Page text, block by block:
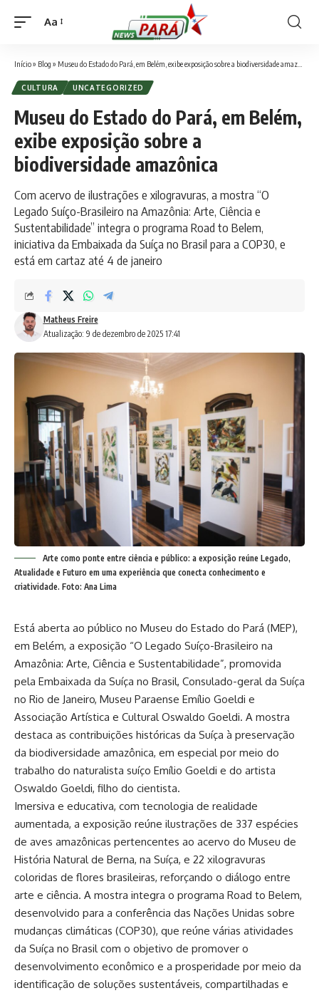
Font
Aa
Início» Blog » Museu do Estado do Pará, em Belém, exibe exposição sobre a biodiversidade amazônica
CULTURA UNCATEGORIZED
Museu do Estado do Pará, em Belém,
exibe exposição sobre a
biodiversidade amazônica
Com acervo de ilustrações e xilogravuras, a mostra “O
Legado Suíço-Brasileiro na Amazônia: Arte, Ciência e
Sustentabilidade” integra o programa Road to Belem,
iniciativa da Embaixada da Suíça no Brasil para a COP30, e
está em cartaz até 4 de janeiro
Atualização: 9 de dezembro de 2025 17:41
Matheus Freire
Arte como ponte entre ciência e público: a exposição reúne Legado,
Atualidade e Futuro em uma experiência que conecta conhecimento e
criatividade. Foto: Ana Lima
Está aberta ao público no Museu do Estado do Pará (MEP),
em Belém, a exposição “O Legado Suíço-Brasileiro na
Amazônia: Arte, Ciência e Sustentabilidade”, promovida
pela Embaixada da Suíça no Brasil, Consulado-geral da Suíça
no Rio de Janeiro, Museu Paraense Emílio Goeldi e
Associação Artística e Cultural Oswaldo Goeldi. A mostra
destaca as contribuições históricas da Suíça à preservação
da biodiversidade amazônica, em especial por meio do
trabalho do naturalista suíço Emílio Goeldi e do artista
Oswaldo Goeldi, filho do cientista.
Imersiva e educativa, com tecnologia de realidade
aumentada, a exposição reúne ilustrações de 337 espécies
de aves amazônicas pertencentes ao acervo do Museu de
História Natural de Berna, na Suíça, e 22 xilogravuras
coloridas de flores brasileiras, reforçando o diálogo entre
arte e ciência. A mostra integra o programa Road to Belem,
desenvolvido para a conferência das Nações Unidas sobre
mudanças climáticas (COP30), que reúne várias atividades
da Suíça no Brasil com o objetivo de promover o
desenvolvimento econômico e a prosperidade por meio da
identificação de soluções sustentáveis, compartilhadas e